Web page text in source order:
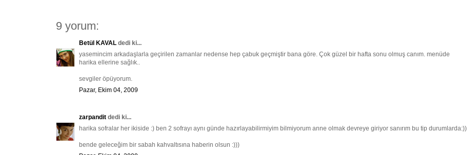
9 yorum:
Betül KAVAL dedi ki...
yasemincim arkadaşlarla geçirilen zamanlar nedense hep çabuk geçmiştir bana göre. Çok güzel bir hafta sonu olmuş canım. menüde
harika ellerine sağlık..
sevgiler öpüyorum.
Pazar, Ekim 04, 2009
zarpandit dedi ki...
harika sofralar her ikiside :) ben 2 sofrayı aynı günde hazırlayabilirmiyim bilmiyorum anne olmak devreye giriyor sanırım bu tip durumlarda:))
bende geleceğim bir sabah kahvaltısına haberin olsun :)))